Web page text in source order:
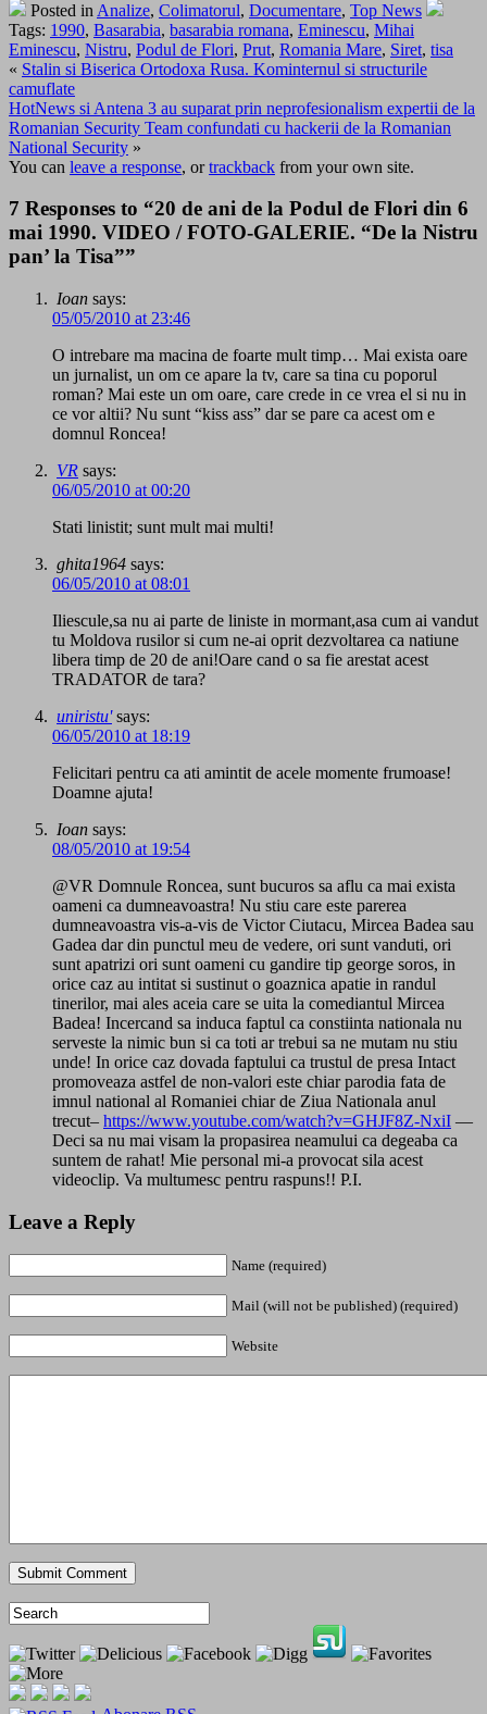
Posted in Analize, Colimatorul, Documentare, Top News
Tags: 1990, Basarabia, basarabia romana, Eminescu, Mihai
Eminescu, Nistru, Podul de Flori, Prut, Romania Mare, Siret, tisa
« Stalin si Biserica Ortodoxa Rusa. Kominternul si structurile
camuflate
HotNews si Antena 3 au suparat prin neprofesionalism expertii de la
Romanian Security Team confundati cu hackerii de la Romanian
National Security »
You can leave a response, ortrackback from your own site.
7 Responses to “20 de ani de la Podul de Flori din 6
mai 1990. VIDEO / FOTO-GALERIE. “De la Nistru
pan’ la Tisa””
Ioan says:
05/05/2010 at 23:46
O intrebare ma macina de foarte mult timp… Mai exista oare
un jurnalist, un om ce apare la tv, care sa tina cu poporul
roman? Mai este un om oare, care crede in ce vrea el si nu in
ce vor altii? Nu sunt “kiss ass” dar se pare ca acest om e
domnul Roncea!
VR says:
06/05/2010 at 00:20
Stati linistit; sunt mult mai multi!
ghita1964 says:
06/05/2010 at 08:01
Iliescule,sa nu ai parte de liniste in mormant,asa cum ai vandut
tu Moldova rusilor si cum ne-ai oprit dezvoltarea ca natiune
libera timp de 20 de ani!Oare cand o sa fie arestat acest
TRADATOR de tara?
uniristu' says:
06/05/2010 at 18:19
Felicitari pentru ca ati amintit de acele momente frumoase!
Doamne ajuta!
Ioan says:
08/05/2010 at 19:54
@VR Domnule Roncea, sunt bucuros sa aflu ca mai exista
oameni ca dumneavoastra! Nu stiu care este parerea
dumneavoastra vis-a-vis de Victor Ciutacu, Mircea Badea sau
Gadea dar din punctul meu de vedere, ori sunt vanduti, ori
sunt apatrizi ori sunt oameni cu gandire tip george soros, in
orice caz au intitat si sustinut o goaznica apatie in randul
tinerilor, mai ales aceia care se uita la comediantul Mircea
Badea! Incercand sa induca faptul ca constiinta nationala nu
serveste la nimic bun si ca toti ar trebui sa ne mutam nu stiu
unde! In orice caz dovada faptului ca trustul de presa Intact
promoveaza astfel de non-valori este chiar parodia fata de
imnul national al Romaniei chiar de Ziua Nationala anul
trecut– https://www.youtube.com/watch?v=GHJF8Z-NxiI —
Deci sa nu mai visam la propasirea neamului ca degeaba ca
suntem de rahat! Mie personal mi-a provocat sila acest
videoclip. Va multumesc pentru raspuns!! P.I.
Leave a Reply
Name (required)
Mail (will not be published) (required)
Website